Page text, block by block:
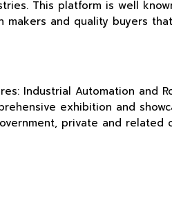
This platform is well
and quality buyers
Industrial Automation and
exhibition and
private and